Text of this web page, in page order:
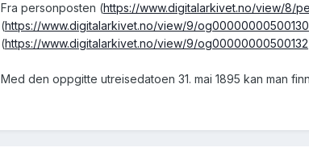
Fra personposten (https://www.digitalarkivet.no/view/8/
(https://www.digitalarkivet.no/view/9/og00000000500130
(https://www.digitalarkivet.no/view/9/og00000000500132
Med den oppgitte utreisedatoen 31. mai 1895 kan man